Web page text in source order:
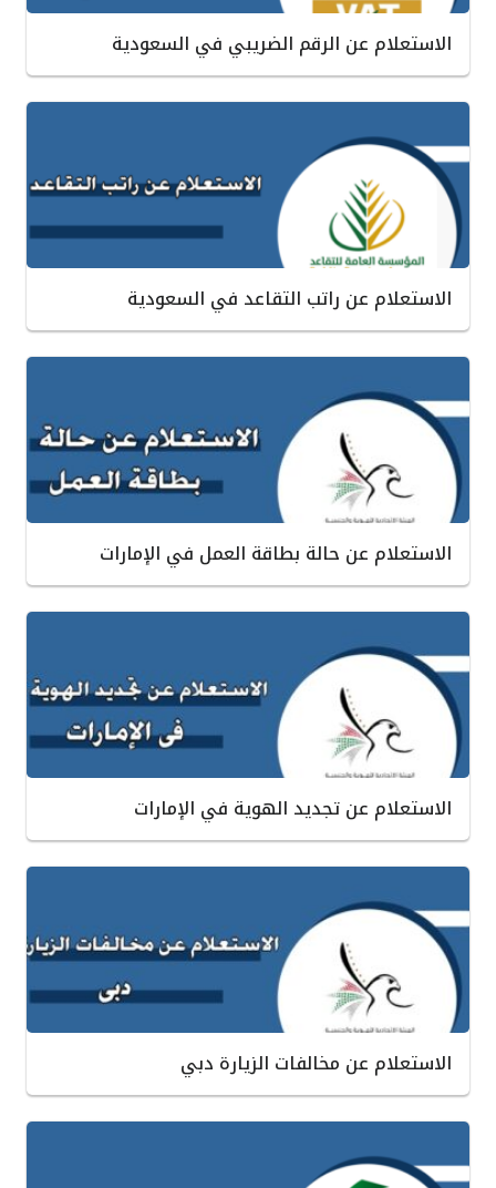
الاستعلام عن الرقم الضريبي في السعودية
الاستعلام عن راتب التقاعد في السعودية
الاستعلام عن حالة بطاقة العمل في الإمارات
الاستعلام عن تجديد الهوية في الإمارات
الاستعلام عن مخالفات الزيارة دبي